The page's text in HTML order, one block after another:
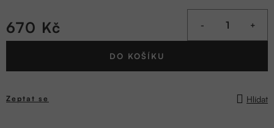
670 Kč
Měrná
DO KOŠÍKU
Zeptat se Hlídat